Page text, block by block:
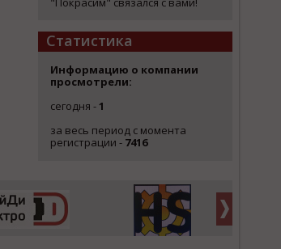
Статистика
Информацию о компании
просмотрели:
сегодня -1
за весь период с момента
регистрации - 7416